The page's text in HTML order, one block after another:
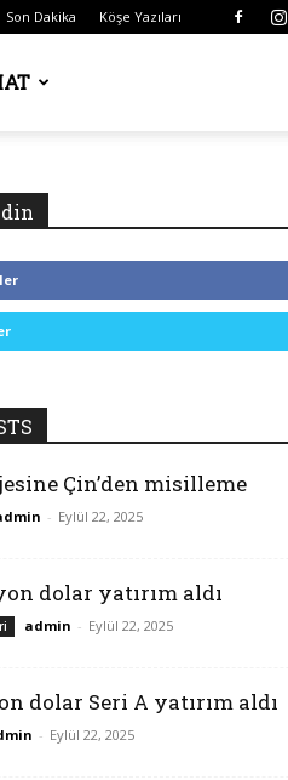
Son Dakika Köşe Yazıları
Çin’den misilleme
- Eylül 22, 2025
dolar yatırım aldı
admin - Eylül 22, 2025
dolar Seri A yatırım aldı
- Eylül 22, 2025